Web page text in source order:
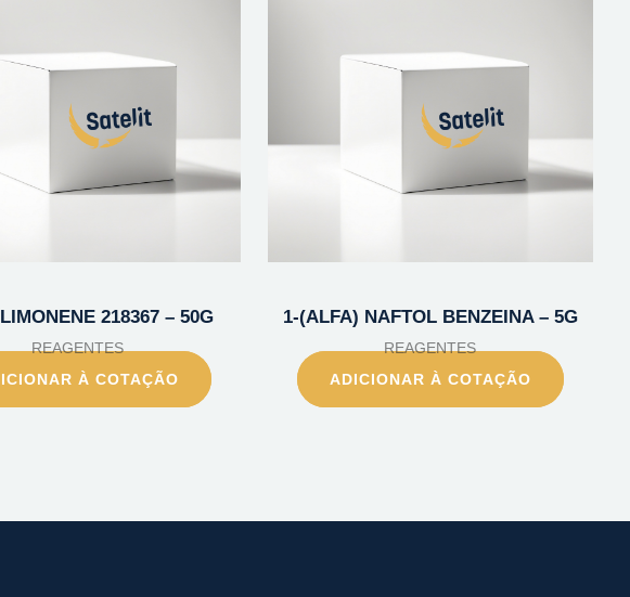
218367 – 50G
REAGENTES
À COTAÇÃO
1-(ALFA) NAFTOL BENZEINA – 5G
REAGENTES
ADICIONAR À COTAÇÃO